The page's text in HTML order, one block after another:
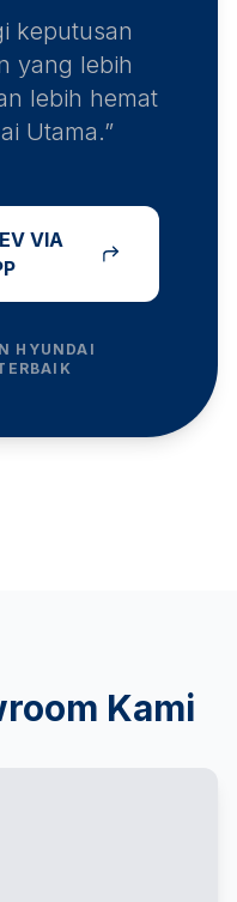
keputusan
yang lebih
lebih hemat
Utama.”
VIA
HYUNDAI
Kami